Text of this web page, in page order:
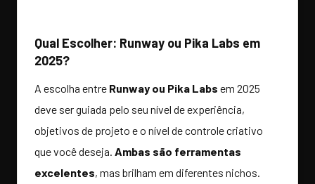
Qual Escolher: Runway ou Pika Labs em
2025?
A escolha entre Runway ou Pika Labs em 2025
deve ser guiada pelo seu nível de experiência,
objetivos de projeto e o nível de controle criativo
que você deseja. Ambas são ferramentas
excelentes, mas brilham em diferentes nichos.